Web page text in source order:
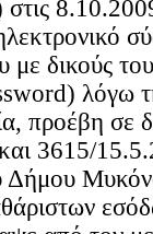
δικούς
λόγω
προέβη σε
3615/
Δήμου